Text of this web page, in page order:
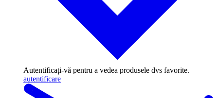
Autentificați-vă pentru a vedea produsele dvs favorite.
autentificare